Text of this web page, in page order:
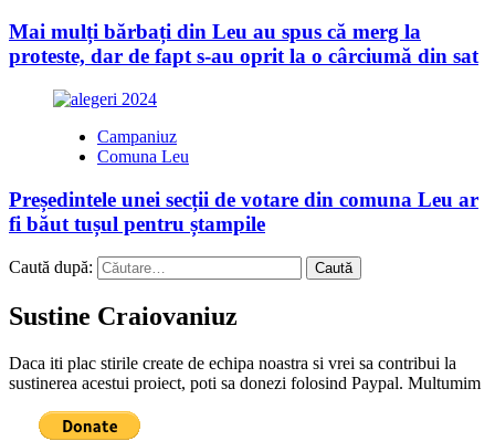
Mai mulți bărbați din Leu au spus că merg la
proteste, dar de fapt s-au oprit la o cârciumă din sat
Campaniuz
Comuna Leu
Președintele unei secții de votare din comuna Leu ar
fi băut tușul pentru ștampile
Caută după:
Sustine Craiovaniuz
Daca iti plac stirile create de echipa noastra si vrei sa contribui la
sustinerea acestui proiect, poti sa donezi folosind Paypal. Multumim